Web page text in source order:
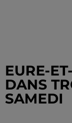
EURE-
DANS
SAMEDI